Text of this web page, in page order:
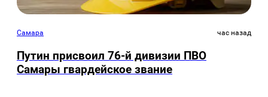
Самара час назад
Путин присвоил 76-й дивизии ПВО
Самары гвардейское звание